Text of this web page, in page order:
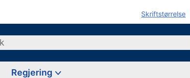
Skriftstørrelse
Regjering